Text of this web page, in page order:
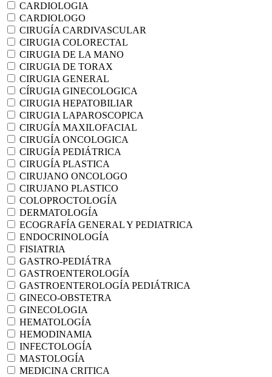
CARDIOLOGIA
CARDIOLOGO
CIRUGÍA CARDIVASCULAR
CIRUGIA COLORECTAL
CIRUGIA DE LA MANO
CIRUGIA DE TORAX
CIRUGIA GENERAL
CÍRUGIA GINECOLOGICA
CIRUGIA HEPATOBILIAR
CIRUGIA LAPAROSCOPICA
CIRUGÍA MAXILOFACIAL
CIRUGÍA ONCOLOGICA
CIRUGÍA PEDIÁTRICA
CIRUGÍA PLASTICA
CIRUJANO ONCOLOGO
CIRUJANO PLASTICO
COLOPROCTOLOGÍA
DERMATOLOGÍA
ECOGRAFÍA GENERAL Y PEDIATRICA
ENDOCRINOLOGÍA
FISIATRIA
GASTRO-PEDIÁTRA
GASTROENTEROLOGÍA
GASTROENTEROLOGÍA PEDIÁTRICA
GINECO-OBSTETRA
GINECOLOGIA
HEMATOLOGÍA
HEMODINAMIA
INFECTOLOGÍA
MASTOLOGÍA
MEDICINA CRITICA